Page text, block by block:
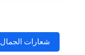
شعارات الجمال